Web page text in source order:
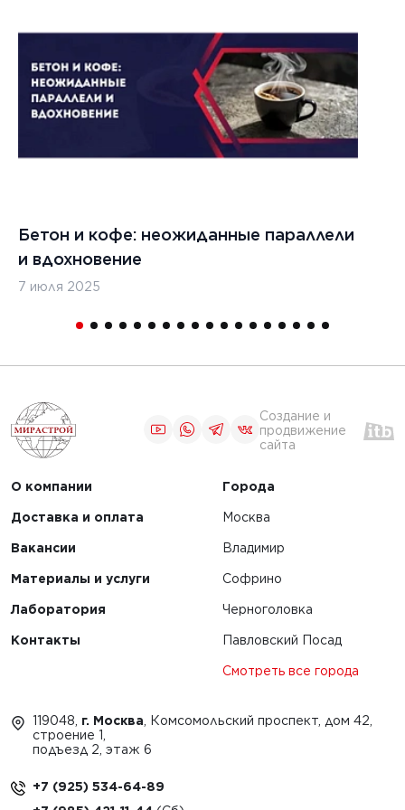
г.
Бетон и кофе: неожиданные параллели
и вдохновение
7 июля 2025
Создание и
продвижение
сайта
О компании
Доставка и оплата
Вакансии
Материалы и услуги
Лаборатория
Контакты
Города
Москва
Владимир
Софрино
Черноголовка
Павловский Посад
Смотреть все города
119048, г. Москва , Комсомольский проспект, дом 42,
строение 1,
подъезд 2, этаж 6
+7 (925) 534-64-89